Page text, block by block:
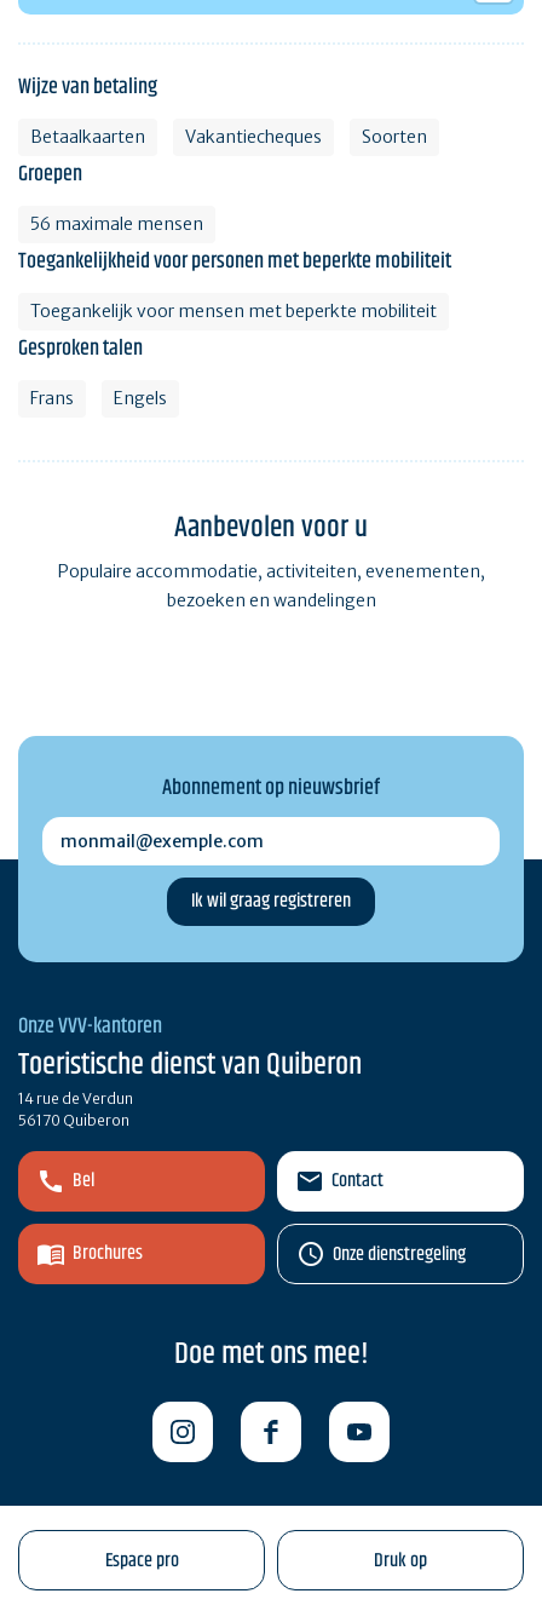
Wijze van betaling
Betaalkaarten Vakantiecheques Soorten
Groepen
56 maximale mensen
Toegankelijkheid voor personen met beperkte mobiliteit
Toegankelijk voor mensen met beperkte mobiliteit
Gesproken talen
Frans Engels
Aanbevolen voor u
Populaire accommodatie, activiteiten, evenementen,
bezoeken en wandelingen
Abonnement op nieuwsbrief
monmail@exemple.com
Onze VVV-kantoren
Toeristische dienst van Quiberon
14 rue de Verdun
56170 Quiberon
Bel
Brochures
Contact
Onze dienstregeling
Doe met ons mee!
Espace pro Druk op